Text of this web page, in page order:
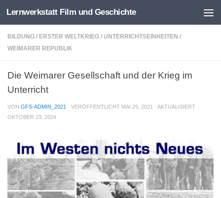
Zum Inhalt springen
Lernwerkstatt Film und Geschichte
BILDUNG / ERSTER WELTKRIEG / UNTERRICHTSEINHEITEN /
WEIMARER REPUBLIK
Die Weimarer Gesellschaft und der Krieg im
Unterricht
VON GFS-ADMIN_2021 · VERÖFFENTLICHT MAI 29, 2021 · AKTUALISIERT
OKTOBER 23, 2024